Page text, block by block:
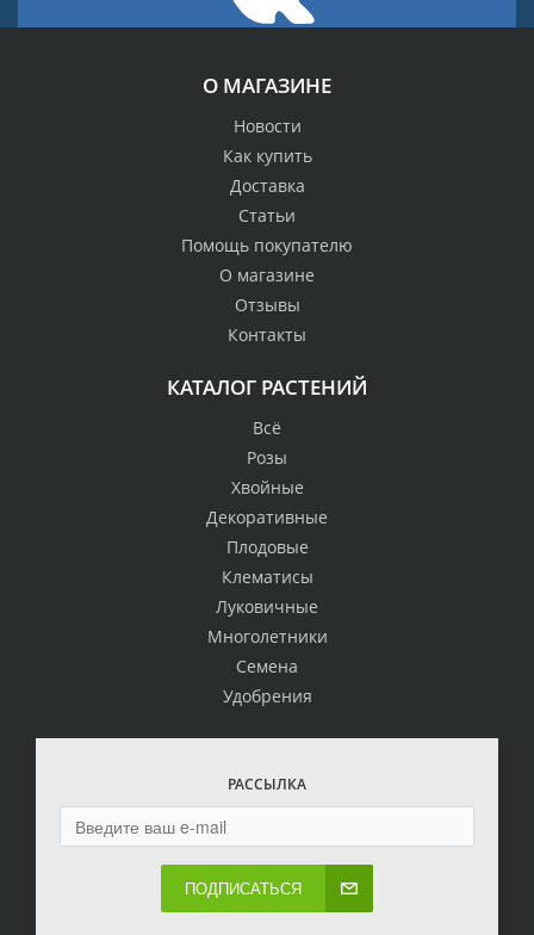
О МАГАЗИНЕ
Новости
Как купить
Доставка
Статьи
Помощь покупателю
О магазине
Отзывы
Контакты
КАТАЛОГ РАСТЕНИЙ
Всё
Розы
Хвойные
Декоративные
Плодовые
Клематисы
Луковичные
Многолетники
Семена
Удобрения
РАССЫЛКА
ПОДПИСАТЬСЯ